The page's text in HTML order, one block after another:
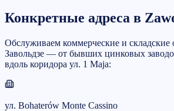
Конкретные адреса в
Обслуживаем коммерческие и складские
Завольдзе — от бывших цинковых
вдоль коридора ул. 1 Maja:
ул. Bohaterów Monte Cassino